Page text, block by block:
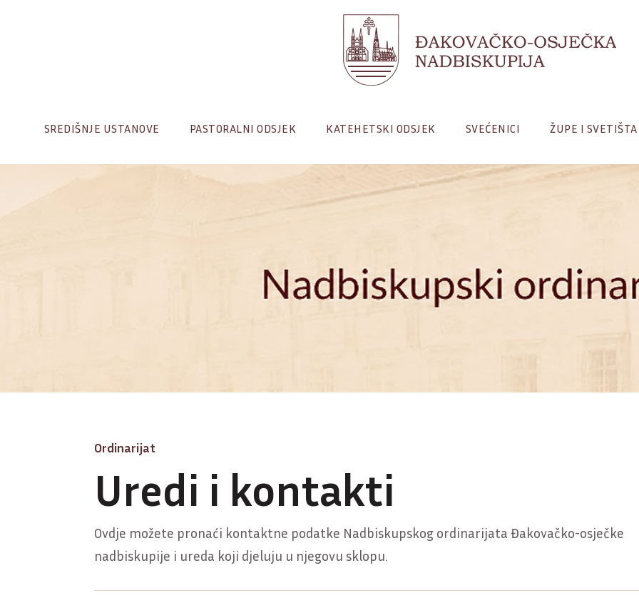
SREDIŠNJE USTANOVE PASTORALNI ODSJEK KATEHETSKI ODSJEK SVEĆENICI ŽUPE I SVETIŠTA
Ordinarijat
Uredi i kontakti
Ovdje možete pronaći kontaktne podatke Nadbiskupskog ordinarijata Đakovačko-osječke
nadbiskupije i ureda koji djeluju u njegovu sklopu.